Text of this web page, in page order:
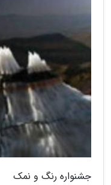
جشنواره رنگ و نمک